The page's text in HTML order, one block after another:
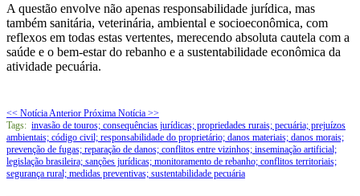
A questão envolve não apenas responsabilidade jurídica, mas
também sanitária, veterinária, ambiental e socioeconômica, com
reflexos em todas estas vertentes, merecendo absoluta cautela com a
saúde e o bem-estar do rebanho e a sustentabilidade econômica da
atividade pecuária.
<< Notícia Anterior Próxima Notícia >>
Tags: invasão de touros; consequências jurídicas; propriedades rurais; pecuária; prejuízos
ambientais; código civil; responsabilidade do proprietário; danos materiais; danos morais;
prevenção de fugas; reparação de danos; conflitos entre vizinhos; inseminação artificial;
legislação brasileira; sanções jurídicas; monitoramento de rebanho; conflitos territoriais;
segurança rural; medidas preventivas; sustentabilidade pecuária